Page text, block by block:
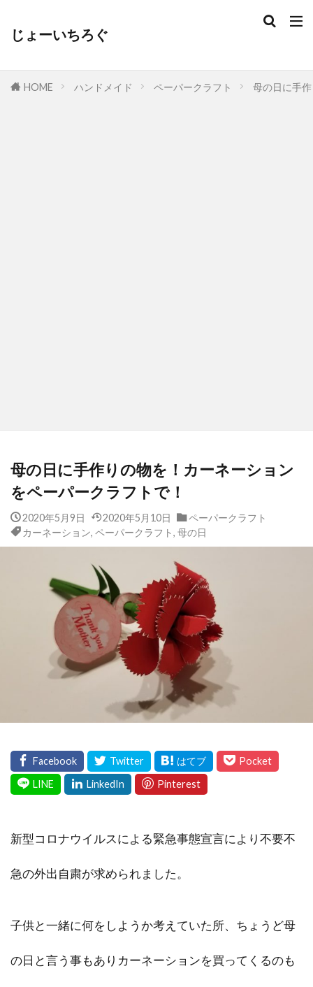
じょーいちろぐ
HOME ハンドメイド ペーパークラフト 母の日に手
母の日に手作りの物を！カーネーション
をペーパークラフトで！
2020年5月9日 2020年5月10日
ペーパークラフト
カーネーション, ペーパークラフト, 母の日
新型コロナウイルスによる緊急事態宣言により不要不
急の外出自粛が求められました。
子供と一緒に何をしようか考えていた所、ちょうど母
の日と言う事もありカーネーションを買ってくるのも